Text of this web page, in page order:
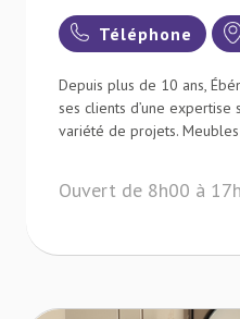
Téléphone
Depuis plus de 10 ans,
ses clients d’une
variété de projets. Meubles
Ouvert de 8h00 à